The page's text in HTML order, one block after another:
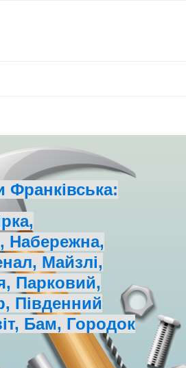
Набережна,
Майзлі,
Парковий,
Південний
Бам, Городок